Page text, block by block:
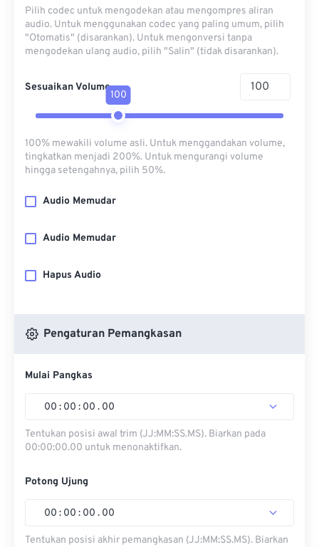
Pilih codec untuk mengodekan atau mengompres aliran
audio. Untuk menggunakan codec yang paling umum, pilih
"Otomatis" (disarankan). Untuk mengonversi tanpa
mengodekan ulang audio, pilih "Salin" (tidak disarankan).
Sesuaikan Volume
100
100% mewakili volume asli. Untuk menggandakan volume,
tingkatkan menjadi 200%. Untuk mengurangi volume
hingga setengahnya, pilih 50%.
Audio Memudar
Audio Memudar
Hapus Audio
Pengaturan Pemangkasan
Mulai Pangkas
00 : 00 : 00 . 00
Tentukan posisi awal trim (JJ:MM:SS.MS). Biarkan pada
00:00:00.00 untuk menonaktifkan.
Potong Ujung
00 : 00 : 00 . 00
Tentukan posisi akhir pemangkasan (JJ:MM:SS.MS). Biarkan